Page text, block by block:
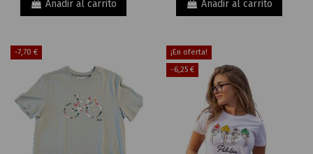
Añadir al carrito Añadir al carrito
-7,70 €
¡En oferta!
-6,25 €